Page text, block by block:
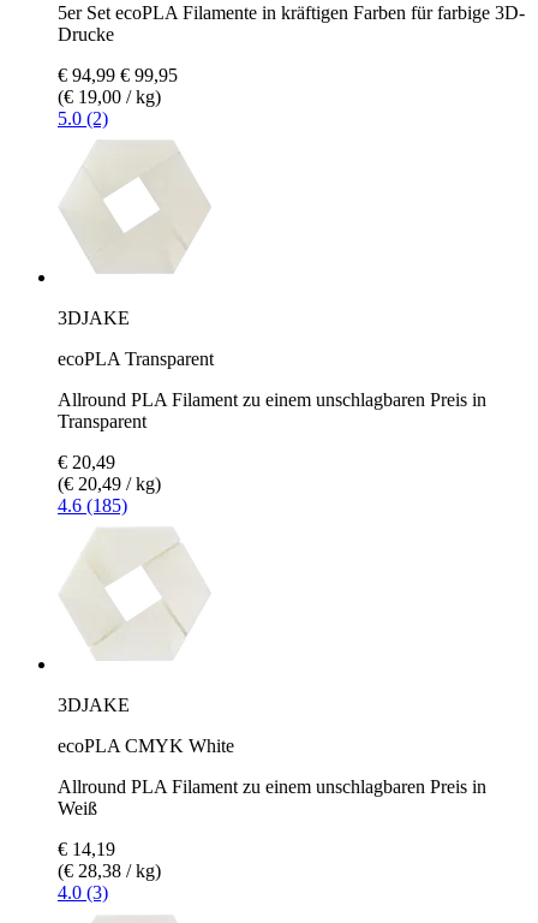
5er Set ecoPLA Filamente in kräftigen Farben für farbige 3D-
Drucke
€ 94,99 € 99,95
(€ 19,00 / kg)
5.0 (2)
3DJAKE
ecoPLA Transparent
Allround PLA Filament zu einem unschlagbaren Preis in
Transparent
€ 20,49
(€ 20,49 / kg)
4.6 (185)
3DJAKE
ecoPLA CMYK White
Allround PLA Filament zu einem unschlagbaren Preis in
Weiß
€ 14,19
(€ 28,38 / kg)
4.0 (3)